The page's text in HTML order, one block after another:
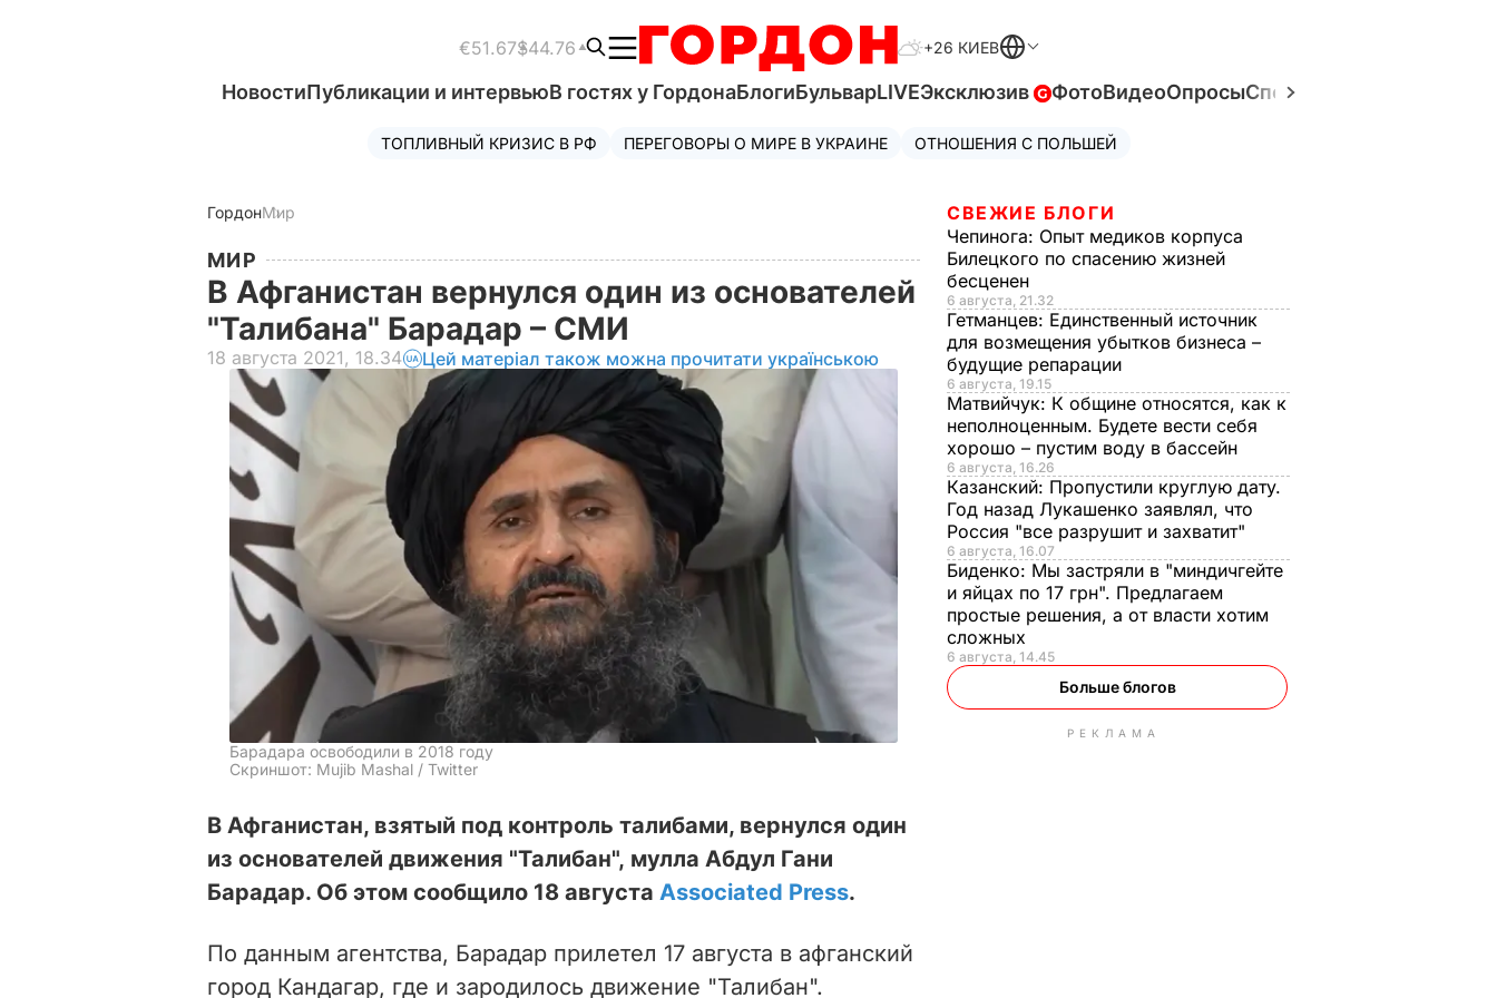
€51.67$44.76 +26 КИЕВ
НовостиПубликации и интервьюВ гостях у ГордонаБлогиБульварLIVEЭксклюзив ФотоВидеоОпросыСпецпроекты
ТОПЛИВНЫЙ КРИЗИС В РФ ПЕРЕГОВОРЫ О МИРЕ В УКРАИНЕ ОТНОШЕНИЯ С ПОЛЬШЕЙ
ГордонМир
МИР
В Афганистан вернулся один из основателей
"Талибана" Барадар – СМИ
18 августа 2021, 18.34 Цей матеріал також можна прочитати українською
Барадара освободили в 2018 году
Скриншот: Mujib Mashal / Twitter
В Афганистан, взятый под контроль талибами, вернулся один
из основателей движения "Талибан", мулла Абдул Гани
Барадар. Об этом сообщило 18 августа Associated Press.
По данным агентства, Барадар прилетел 17 августа в афганский
город Кандагар, где и зародилось движение "Талибан".
СВЕЖИЕ БЛОГИ
Чепинога: Опыт медиков корпуса
Билецкого по спасению жизней
бесценен
6 августа, 21.32
Гетманцев: Единственный источник
для возмещения убытков бизнеса –
будущие репарации
6 августа, 19.15
Матвийчук: К общине относятся, как к
неполноценным. Будете вести себя
хорошо – пустим воду в бассейн
6 августа, 16.26
Казанский: Пропустили круглую дату.
Год назад Лукашенко заявлял, что
Россия "все разрушит и захватит"
6 августа, 16.07
Биденко: Мы застряли в "миндичгейте
и яйцах по 17 грн". Предлагаем
простые решения, а от власти хотим
сложных
6 августа, 14.45
Больше блогов
РЕКЛАМА